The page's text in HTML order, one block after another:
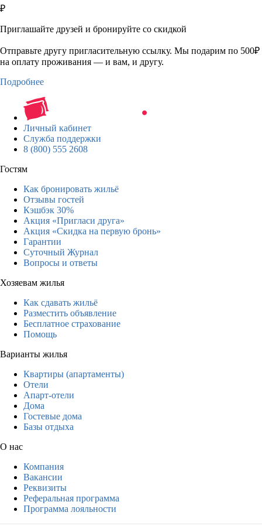
₽
Приглашайте друзей и бронируйте со скидкой
Отправьте другу пригласительную ссылку. Мы подарим по 500₽
на оплату проживания — и вам, и другу.
Подробнее
Личный кабинет
Служба поддержки
8 (800) 555 2608
Гостям
Как бронировать жильё
Отзывы гостей
Кэшбэк 30%
Акция «Пригласи друга»
Акция «Скидка на первую бронь»
Гарантии
Суточный Журнал
Вопросы и ответы
Хозяевам жилья
Как сдавать жильё
Разместить объявление
Бесплатное страхование
Помощь
Варианты жилья
Квартиры (апартаменты)
Отели
Апарт-отели
Дома
Гостевые дома
Базы отдыха
О нас
Компания
Вакансии
Реквизиты
Реферальная программа
Программа лояльности